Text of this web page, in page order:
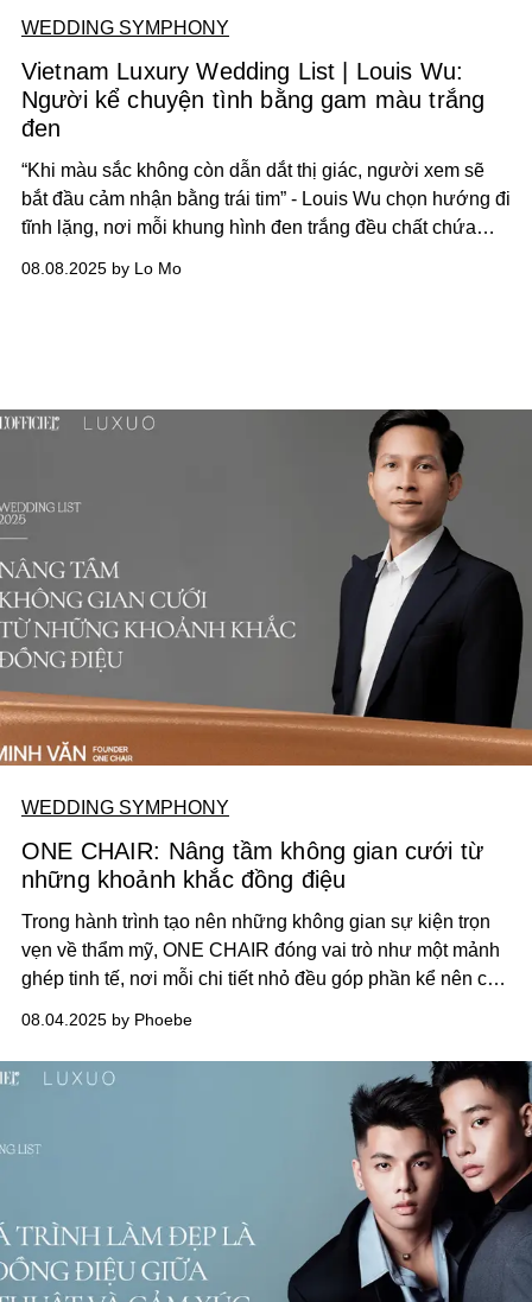
WEDDING SYMPHONY
Vietnam Luxury Wedding List | Louis Wu:
Người kể chuyện tình bằng gam màu trắng
đen
“Khi màu sắc không còn dẫn dắt thị giác, người xem sẽ
bắt đầu cảm nhận bằng trái tim” - Louis Wu chọn hướng đi
tĩnh lặng, nơi mỗi khung hình đen trắng đều chất chứa
công và tối giản, anh chọn đi chậm để giữ trọn vẹn “tốc độ
08.08.2025 by Lo Mo
WEDDING SYMPHONY
ONE CHAIR: Nâng tầm không gian cưới từ
những khoảnh khắc đồng điệu
Trong hành trình tạo nên những không gian sự kiện trọn
vẹn về thẩm mỹ, ONE CHAIR đóng vai trò như một mảnh
ghép tinh tế, nơi mỗi chi tiết nhỏ đều góp phần kể nên câu
08.04.2025 by Phoebe